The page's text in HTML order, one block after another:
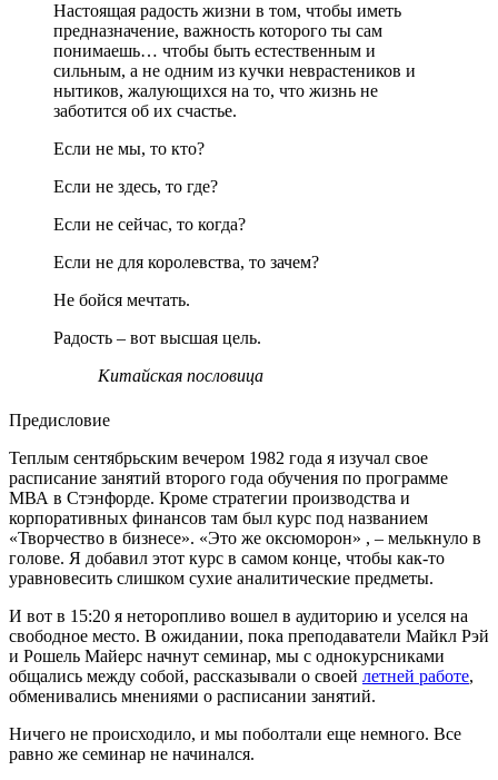
Настоящая радость жизни в том, чтобы иметь
предназначение, важность которого ты сам
понимаешь… чтобы быть естественным и
сильным, а не одним из кучки неврастеников и
нытиков, жалующихся на то, что жизнь не
заботится об их счастье.
Если не мы, то кто?
Если не здесь, то где?
Если не сейчас, то когда?
Если не для королевства, то зачем?
Не бойся мечтать.
Радость – вот высшая цель.
Китайская пословица
Предисловие
Теплым сентябрьским вечером 1982 года я изучал свое
расписание занятий второго года обучения по программе
МВА в Стэнфорде. Кроме стратегии производства и
корпоративных финансов там был курс под названием
«Творчество в бизнесе». «Это же оксюморон» , – мелькнуло в
голове. Я добавил этот курс в самом конце, чтобы как-то
уравновесить слишком сухие аналитические предметы.
И вот в 15:20 я неторопливо вошел в аудиторию и уселся на
свободное место. В ожидании, пока преподаватели Майкл Рэй
и Рошель Майерс начнут семинар, мы с однокурсниками
общались между собой, рассказывали о своей летней работе,
обменивались мнениями о расписании занятий.
Ничего не происходило, и мы поболтали еще немного. Все
равно же семинар не начинался.